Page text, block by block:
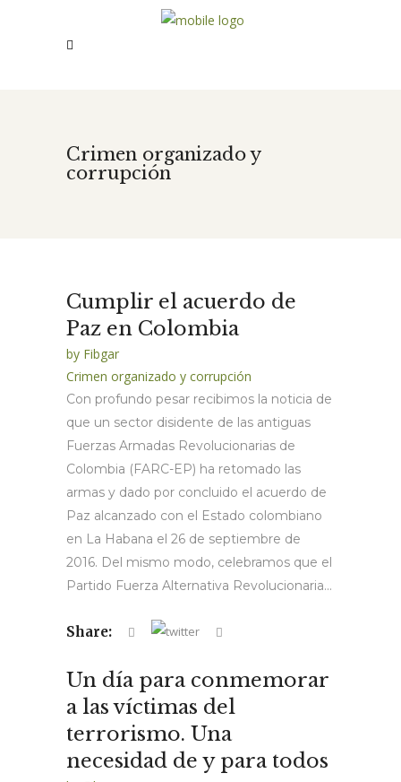
Crimen organizado y
corrupción
Cumplir el acuerdo de
Paz en Colombia
by Fibgar
Crimen organizado y corrupción
Con profundo pesar recibimos la noticia de
que un sector disidente de las antiguas
Fuerzas Armadas Revolucionarias de
Colombia (FARC-EP) ha retomado las
armas y dado por concluido el acuerdo de
Paz alcanzado con el Estado colombiano
en La Habana el 26 de septiembre de
2016. Del mismo modo, celebramos que el
Partido Fuerza Alternativa Revolucionaria...
Share:
Un día para conmemorar
a las víctimas del
terrorismo. Una
necesidad de y para todos